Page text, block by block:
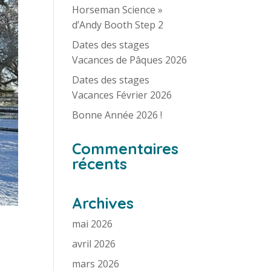
Horseman Science »
d’Andy Booth Step 2
Dates des stages
Vacances de Pâques 2026
Dates des stages
Vacances Février 2026
Bonne Année 2026 !
Commentaires
récents
Archives
mai 2026
avril 2026
mars 2026